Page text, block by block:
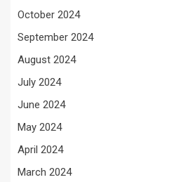
October 2024
September 2024
August 2024
July 2024
June 2024
May 2024
April 2024
March 2024